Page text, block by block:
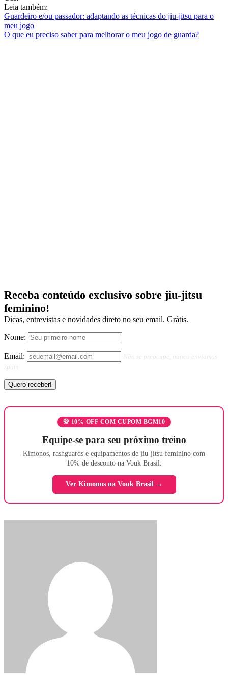
Leia também:
Guardeiro e/ou passador: adaptando as técnicas do jiu-jitsu para o
meu jogo
O que eu preciso saber para melhorar o meu jogo de guarda?
Receba conteúdo exclusivo sobre jiu-jitsu
feminino!
Dicas, entrevistas e novidades direto no seu email. Grátis.
Nome:
Email:
Não se preocupe, nunca enviamos
spam
🥋 10% OFF COM CUPOM BGM10
Equipe-se para seu próximo treino
Kimonos, rashguards e equipamentos de jiu-jitsu feminino com
10% de desconto na Vouk Brasil.
Ver Kimonos na Vouk Brasil →